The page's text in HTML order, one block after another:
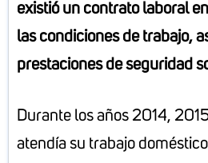
existió un contrato laboral
las condiciones de trabajo,
prestaciones de seguridad
Durante los años 2014,
atendía su trabajo